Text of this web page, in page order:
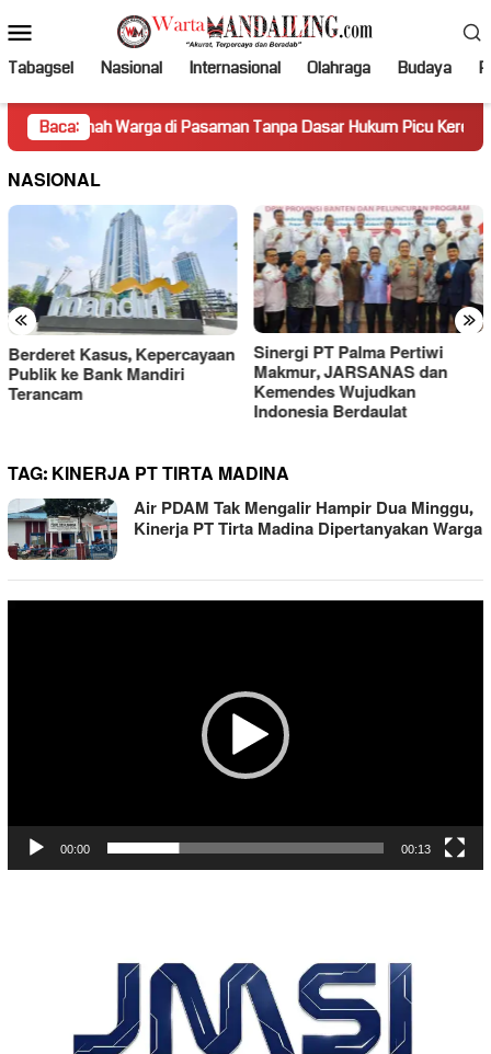
ke
kontenMobile
Tabagsel Nasional Internasional Olahraga Budaya
Baca:
Warga di Pasaman Tanpa Dasar Hukum Picu Keresahan
NASIONAL
« »
Sinergi PT Palma Pertiwi
Makmur, JARSANAS dan
Kemendes Wujudkan
Gara-gara Ucapan “Lu Punya
Otak Enggak?”, PWI Kecam
Sikap Merendahkan Hotman
Paris
TAG:KINERJA PT TIRTA MADINA
Air PDAM Tak Mengalir Hampir Dua Minggu,
Kinerja PT Tirta Madina Dipertanyakan Warga
00:00 00:13